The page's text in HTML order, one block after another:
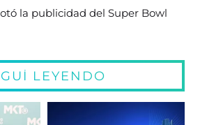
la publicidad del Super Bowl
LEYENDO